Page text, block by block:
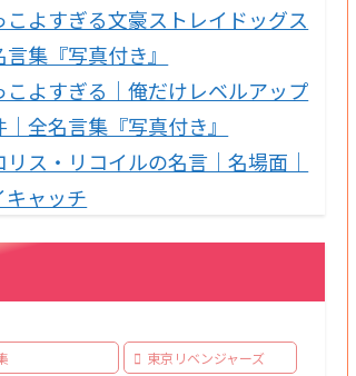
こよすぎる文豪ストレイドッグス
集『写真付き』
こよすぎる｜俺だけレベルアップ
｜全名言集『写真付き』
リス・リコイルの名言｜名場面｜
キャッチ
東京リベンジャーズ